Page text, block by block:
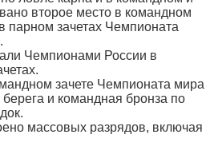
второе место в командном
парном зачетах Чемпионата
Чемпионами России в
зачете Чемпионата мира
и командная бронза по
массовых разрядов, включая